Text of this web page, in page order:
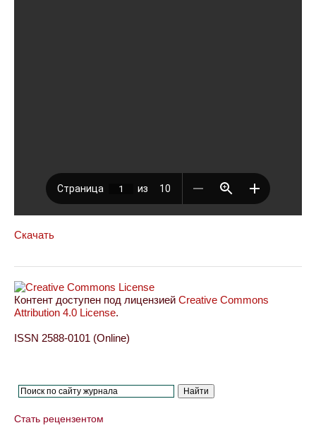
Скачать
Контент доступен под лицензией Creative Commons
Attribution 4.0 License.
ISSN 2588-0101 (Online)
Стать рецензентом